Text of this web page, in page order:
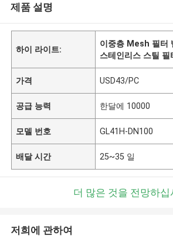
제품 설명
하이 라이트:
이중층 Mesh 필터
스테인리스 스틸 필
가격 USD43/PC
공급 능력 한달에 10000
모델 번호 GL41H-DN100
배달 시간 25~35 일
더 많은 것을 전망하십
저희에 관하여